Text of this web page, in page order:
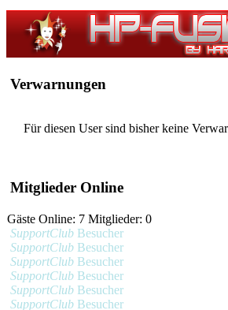
Verwarnungen
Für diesen User sind bisher keine
Mitglieder Online
Gäste Online: 7 Mitglieder: 0
SupportClub Besucher
SupportClub Besucher
SupportClub Besucher
SupportClub Besucher
SupportClub Besucher
SupportClub Besucher